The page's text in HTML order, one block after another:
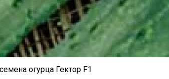
огурца Гектор F1